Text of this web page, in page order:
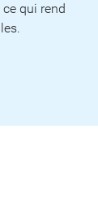
qui rend